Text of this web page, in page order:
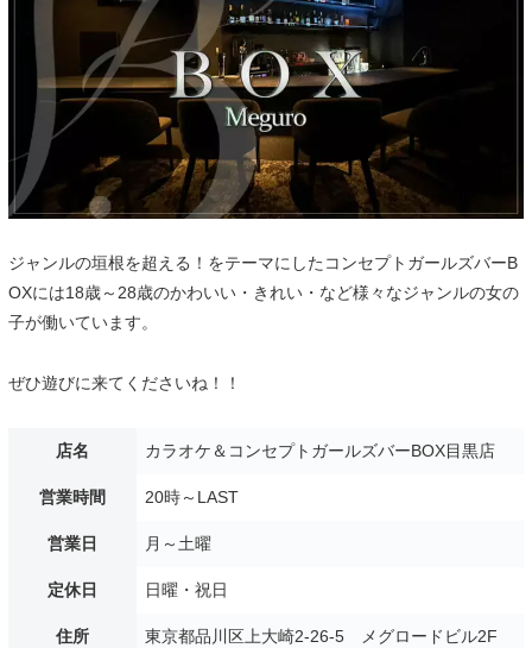
ジャンルの垣根を超える！をテーマにしたコンセプトガールズバーB
OXには18歳～28歳のかわいい・きれい・など様々なジャンルの女の
子が働いています。
ぜひ遊びに来てくださいね！！
店名 カラオケ＆コンセプトガールズバーBOX目黒店
営業時間 20時～LAST
営業日 月～土曜
定休日 日曜・祝日
住所 東京都品川区上大崎2-26-5 メグロードビル2F